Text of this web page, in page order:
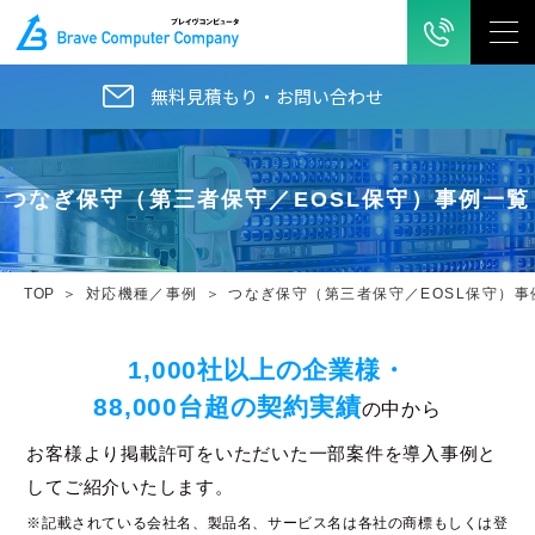
無料見積もり・お問い合わせ
つなぎ保守（第三者保守／EOSL保守）事例一覧
TOP 対応機種／事例 つなぎ保守（第三者保守／EOSL保守）事
1,000社以上の企業様・
88,000台超の契約実績の中から
お客様より掲載許可をいただいた一部案件を導入事例と
してご紹介いたします。
※記載されている会社名、製品名、サービス名は各社の商標もしくは登